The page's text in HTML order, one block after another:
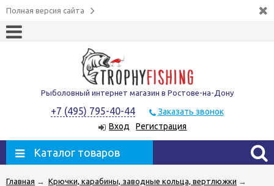
Полная версия сайта
Рыболовный интернет магазин в Ростове-на-Дону
+7 (495) 795-40-44
Заказать звонок
Вход
Регистрация
Каталог товаров
Главная → Крючки, карабины, заводные кольца, вертлюжки →